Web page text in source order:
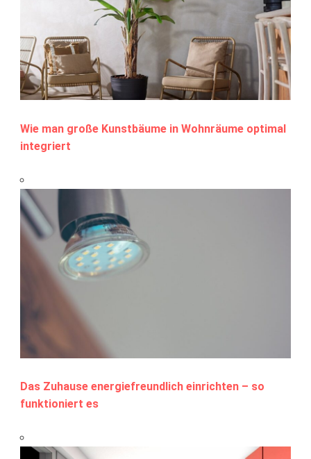
Wie man große Kunstbäume in Wohnräume optimal
integriert
Das Zuhause energiefreundlich einrichten – so
funktioniert es